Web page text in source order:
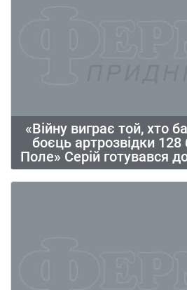
«Війну виграє той, хто
боєць артрозвідки
Поле» Серій готувався